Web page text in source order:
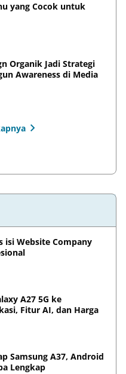
yang Cocok untuk
Organik Jadi Strategi
Awareness di Media
isi Website Company
A27 5G ke
Fitur AI, dan Harga
Samsung A37, Android
Lengkap